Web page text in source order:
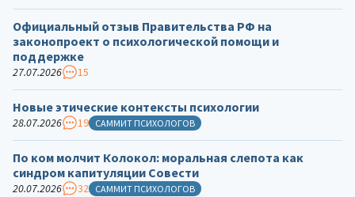
Официальный отзыв Правительства РФ на
законопроект о психологической помощи и
поддержке
27.07.2026 15
Новые этические контексты психологии
28.07.2026 19 САММИТ ПСИХОЛОГОВ
По ком молчит Колокол: моральная слепота как
синдром капитуляции Совести
20.07.2026 32 САММИТ ПСИХОЛОГОВ